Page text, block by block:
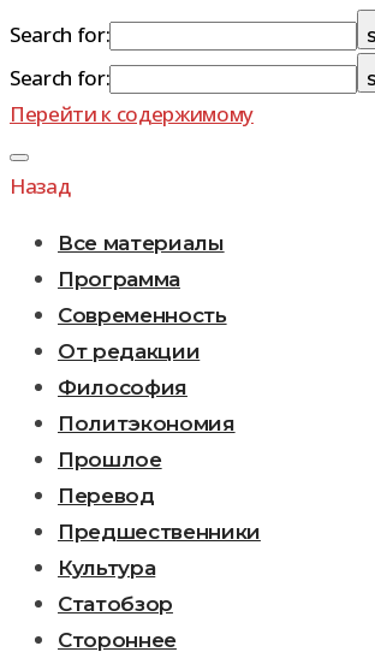
Search for:
Search for:
Перейти к содержимому
Назад
Все материалы
Программа
Современность
От редакции
Философия
Политэкономия
Прошлое
Перевод
Предшественники
Культура
Статобзор
Стороннее